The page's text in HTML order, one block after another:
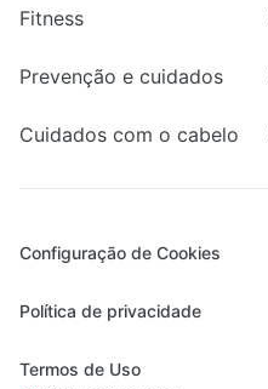
Fitness
Prevenção e cuidados
Cuidados com o cabelo
Configuração de Cookies
Política de privacidade
Termos de Uso